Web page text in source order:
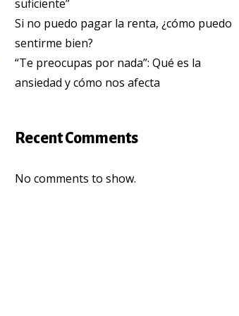
COMMUNITY
prevenir el cancer
Latinas
suficiente”
Si no puedo pagar la renta, ¿cómo puedo
sentirme bien?
“Te preocupas por nada”: Qué es la
ansiedad y cómo nos afecta
Recent Comments
No comments to show.